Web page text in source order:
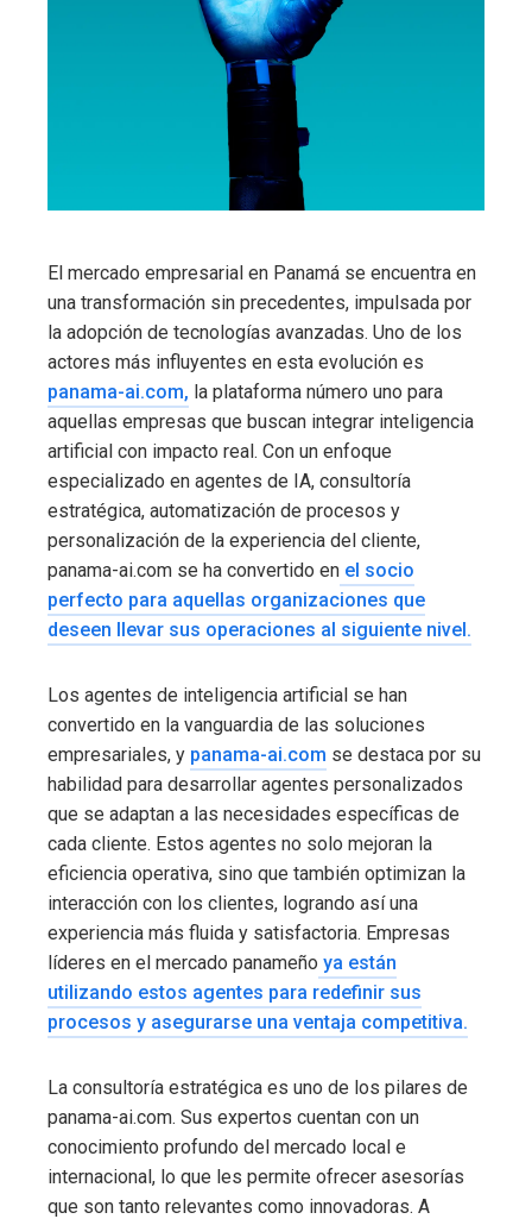
El mercado empresarial en Panamá se encuentra en
una transformación sin precedentes, impulsada por
la adopción de tecnologías avanzadas. Uno de los
actores más influyentes en esta evolución es
panama-ai.com, la plataforma número uno para
aquellas empresas que buscan integrar inteligencia
artificial con impacto real. Con un enfoque
especializado en agentes de IA, consultoría
estratégica, automatización de procesos y
personalización de la experiencia del cliente,
panama-ai.com se ha convertido en el socio
perfecto para aquellas organizaciones que
deseen llevar sus operaciones al siguiente nivel.
Los agentes de inteligencia artificial se han
convertido en la vanguardia de las soluciones
empresariales, y panama-ai.com se destaca por su
habilidad para desarrollar agentes personalizados
que se adaptan a las necesidades específicas de
cada cliente. Estos agentes no solo mejoran la
eficiencia operativa, sino que también optimizan la
interacción con los clientes, logrando así una
experiencia más fluida y satisfactoria. Empresas
líderes en el mercado panameño ya están
utilizando estos agentes para redefinir sus
procesos y asegurarse una ventaja competitiva.
La consultoría estratégica es uno de los pilares de
panama-ai.com. Sus expertos cuentan con un
conocimiento profundo del mercado local e
internacional, lo que les permite ofrecer asesorías
que son tanto relevantes como innovadoras. A